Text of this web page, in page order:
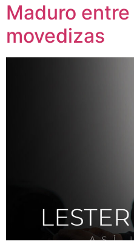
Maduro entre
movedizas